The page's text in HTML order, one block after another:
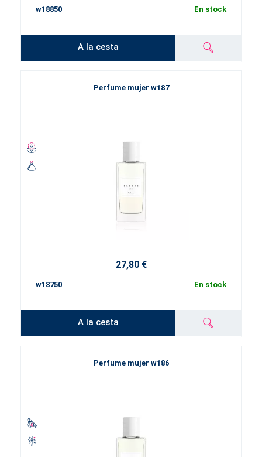
w18850 En stock
A la cesta
Perfume mujer w187
27,80 €
w18750 En stock
A la cesta
Perfume mujer w186